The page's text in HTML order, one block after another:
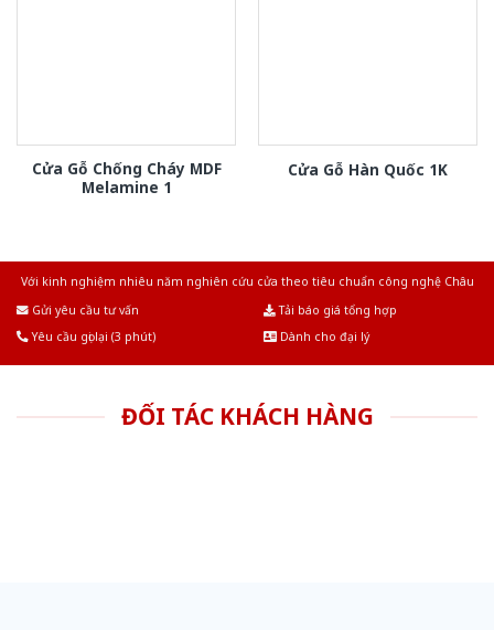
Cửa Gỗ Chống Cháy MDF
Melamine 1
Cửa Gỗ Hàn Quốc 1K
Với kinh nghiệm nhiêu năm nghiên cứu cửa theo tiêu chuẩn công nghệ Châu
Gửi yêu cầu tư vấn
Tải báo giá tổng hợp
Yêu cầu gọi lại (3 phút)
Dành cho đại lý
ĐỐI TÁC KHÁCH HÀNG